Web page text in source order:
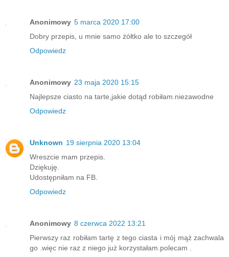
Anonimowy 5 marca 2020 17:00
Dobry przepis, u mnie samo żółtko ale to szczegół
Odpowiedz
Anonimowy 23 maja 2020 15:15
Najlepsze ciasto na tarte,jakie dotąd robiłam.niezawodne
Odpowiedz
Unknown 19 sierpnia 2020 13:04
Wreszcie mam przepis.
Dziękuję.
Udostępniłam na FB.
Odpowiedz
Anonimowy 8 czerwca 2022 13:21
Pierwszy raz robiłam tartę z tego ciasta i mój mąż zachwala
go .więc nie raz z niego już korzystałam.polecam .